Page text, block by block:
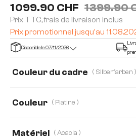
1 099.90 CHF 1 399.90
Prix TTC, frais de livraison inclus
Prix promotionnel jusqu'au
Disponible le 07/11/2026
Couleur du cadre ( Silberfarben )
Couleur ( Platine )
Matériel ( Acacia )